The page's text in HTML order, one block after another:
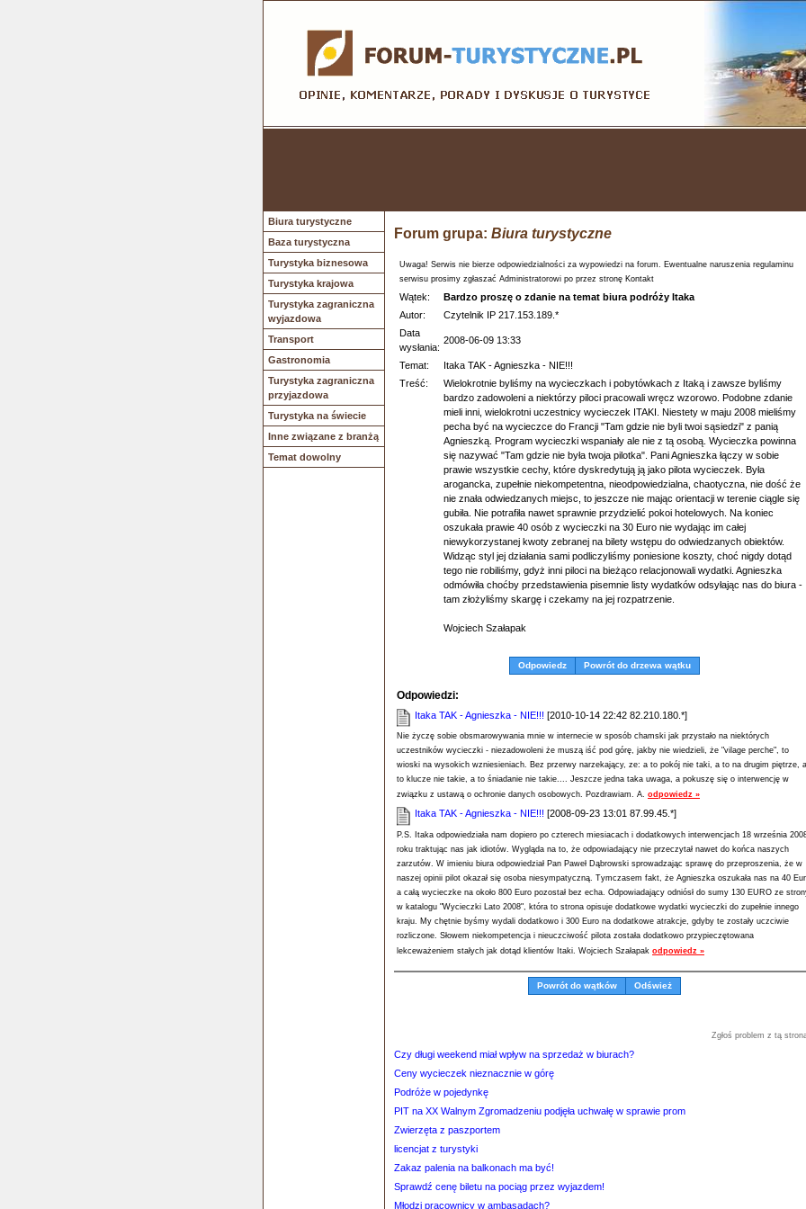
Biura turystyczne
Baza turystyczna
Turystyka biznesowa
Turystyka krajowa
Turystyka zagraniczna
wyjazdowa
Transport
Gastronomia
Turystyka zagraniczna
przyjazdowa
Turystyka na świecie
Inne związane z branżą
Temat dowolny
Forum grupa: Biura turystyczne
Uwaga! Serwis nie bierze odpowiedzialności za wypowiedzi na forum. Ewentualne naruszenia regulaminu
serwisu prosimy zgłaszać Administratorowi po przez stronę Kontakt
Wątek:
Bardzo proszę o zdanie na temat biura podróży Itaka
Autor:
Czytelnik IP 217.153.189.*
Data
wysłania:
2008-06-09 13:33
Temat:
Itaka TAK - Agnieszka - NIE!!!
Treść:
Wielokrotnie byliśmy na wycieczkach i pobytówkach z Itaką i zawsze byliśmy
bardzo zadowoleni a niektórzy piloci pracowali wręcz wzorowo. Podobne zdanie
mieli inni, wielokrotni uczestnicy wycieczek ITAKI. Niestety w maju 2008 mieliśmy
pecha być na wycieczce do Francji "Tam gdzie nie byli twoi sąsiedzi" z panią
Agnieszką. Program wycieczki wspaniały ale nie z tą osobą. Wycieczka powinna
się nazywać "Tam gdzie nie była twoja pilotka". Pani Agnieszka łączy w sobie
prawie wszystkie cechy, które dyskredytują ją jako pilota wycieczek. Była
arogancka, zupełnie niekompetentna, nieodpowiedzialna, chaotyczna, nie dość że
nie znała odwiedzanych miejsc, to jeszcze nie mając orientacji w terenie ciągle się
gubiła. Nie potrafiła nawet sprawnie przydzielić pokoi hotelowych. Na koniec
oszukała prawie 40 osób z wycieczki na 30 Euro nie wydając im całej
niewykorzystanej kwoty zebranej na bilety wstępu do odwiedzanych obiektów.
Widząc styl jej działania sami podliczyliśmy poniesione koszty, choć nigdy dotąd
tego nie robiliśmy, gdyż inni piloci na bieżąco relacjonowali wydatki. Agnieszka
odmówiła choćby przedstawienia pisemnie listy wydatków odsyłając nas do biura -
tam złożyliśmy skargę i czekamy na jej rozpatrzenie.
Wojciech Szałapak
Odpowiedz Powrót do drzewa wątku
Odpowiedzi:
Itaka TAK - Agnieszka - NIE!!! [2010-10-14 22:42 82.210.180.*]
Nie życzę sobie obsmarowywania mnie w internecie w sposób chamski jak przystało na niektórych
uczestników wycieczki - niezadowoleni że muszą iść pod górę, jakby nie wiedzieli, że "vilage perche", to
wioski na wysokich wzniesieniach. Bez przerwy narzekający, ze: a to pokój nie taki, a to na drugim piętrze, a
to klucze nie takie, a to śniadanie nie takie.... Jeszcze jedna taka uwaga, a pokuszę się o interwencję w
związku z ustawą o ochronie danych osobowych. Pozdrawiam. A. odpowiedz »
Itaka TAK - Agnieszka - NIE!!! [2008-09-23 13:01 87.99.45.*]
P.S. Itaka odpowiedziała nam dopiero po czterech miesiacach i dodatkowych interwencjach 18 września
roku traktując nas jak idiotów. Wygląda na to, że odpowiadający nie przeczytał nawet do końca naszych
zarzutów. W imieniu biura odpowiedział Pan Paweł Dąbrowski sprowadzając sprawę do przeproszenia, że w
naszej opinii pilot okazał się osoba niesympatyczną. Tymczasem fakt, że Agnieszka oszukała nas na 40
a całą wycieczke na około 800 Euro pozostał bez echa. Odpowiadający odniósł do sumy 130 EURO ze
w katalogu "Wycieczki Lato 2008", która to strona opisuje dodatkowe wydatki wycieczki do zupełnie innego
kraju. My chętnie byśmy wydali dodatkowo i 300 Euro na dodatkowe atrakcje, gdyby te zostały uczciwie
rozliczone. Słowem niekompetencja i nieuczciwość pilota została dodatkowo przypieczętowana
lekceważeniem stałych jak dotąd klientów Itaki. Wojciech Szałapak odpowiedz »
Powrót do wątków Odśwież
Zgłoś problem z tą
Czy długi weekend miał wpływ na sprzedaż w biurach?
Ceny wycieczek nieznacznie w górę
Podróże w pojedynkę
PIT na XX Walnym Zgromadzeniu podjęła uchwałę w sprawie prom
Zwierzęta z paszportem
licencjat z turystyki
Zakaz palenia na balkonach ma być!
Sprawdź cenę biletu na pociąg przez wyjazdem!
Młodzi pracownicy w ambasadach?